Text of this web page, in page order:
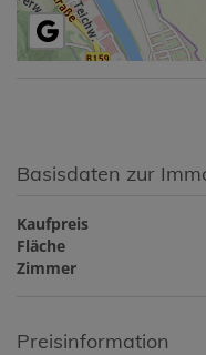
Basisdaten zur
Kaufpreis
Fläche
Zimmer
Preisinformation